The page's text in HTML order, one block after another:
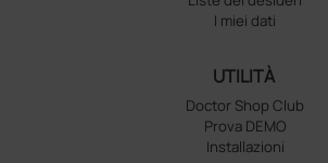
I miei dati
UTILITÀ
Doctor Shop Club
Prova DEMO
Installazioni